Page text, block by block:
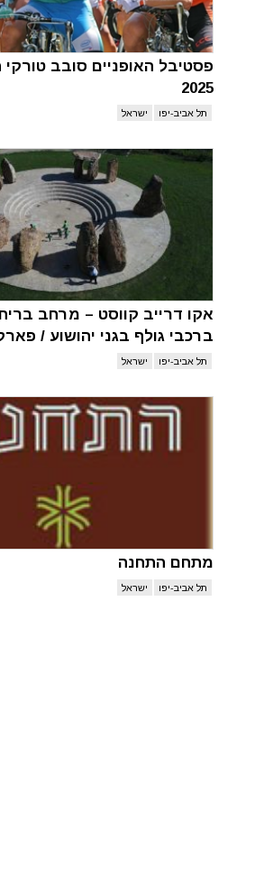
פסטיבל האופניים סובב טורקי
2025
תל אביב-יפו ישראל
אקו דרייב קווסט – מרחב
ברכבי גולף בגני יהושוע /
תל אביב-יפו ישראל
מתחם התחנה
תל אביב-יפו ישראל